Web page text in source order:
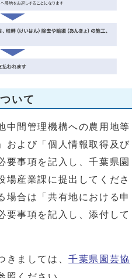
いて
中間管理機構への農用地等
および「個人情報取得及び
要事項を記入し、千葉県園
場産業課に提出してくださ
場合は「共有地における申
要事項を記入し、添付して
ましては、千葉県園芸協